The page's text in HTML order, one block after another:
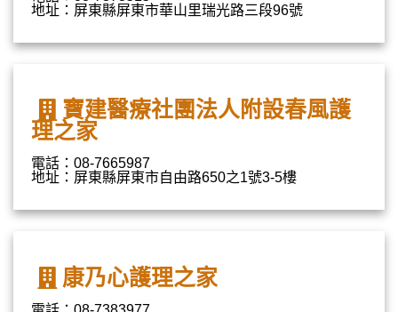
地址：屏東縣屏東市華山里瑞光路三段96號
寶建醫療社團法人附設春風護
理之家
電話：08-7665987
地址：屏東縣屏東市自由路650之1號3-5樓
康乃心護理之家